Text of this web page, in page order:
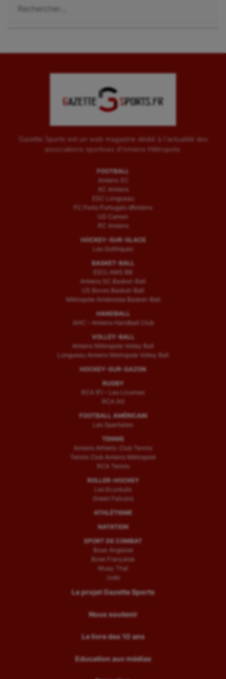
Gazette Sports est un web magazine dédié à l'actualité des
associations sportives d'Amiens Métropole.
FOOTBALL
Amiens SC
AC Amiens
ESC Longueau
FC Porto Portugais d’Amiens
US Camon
RC Amiens
HOCKEY-SUR-GLACE
Les Gothiques
BASKET-BALL
ESCLAMS BB
Amiens SC Basket-Ball
US Boves Basket-Ball
Métropole Amiénoise Basket-Ball
HANDBALL
AHC – Amiens Handball Club
VOLLEY-BALL
Amiens Métropole Volley Ball
Longueau Amiens Metropole Volley Ball
HOCKEY-SUR-GAZON
RUGBY
RCA (F) – Les Licornes
RCA (H)
FOOTBALL AMÉRICAIN
Les Spartiates
TENNIS
Amiens Athletic Club Tennis
Tennis Club Amiens Métropole
RCA Tennis
ROLLER-HOCKEY
Les Ecureuils
Green Falcons
ATHLÉTISME
NATATION
SPORT DE COMBAT
Boxe Anglaise
Boxe Française
Muay Thaï
Judo
Le projet Gazette Sports
Nous soutenir
Le livre des 10 ans
Education aux médias